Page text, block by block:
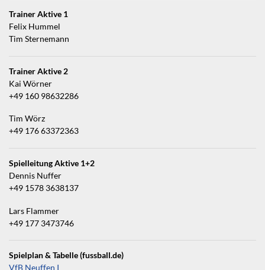
Trainer Aktive 1
Felix Hummel
Tim Sternemann
Trainer Aktive 2
Kai Wörner
+49 160 98632286
Tim Wörz
+49 176 63372363
Spielleitung Aktive 1+2
Dennis Nuffer
+49 1578 3638137
Lars Flammer
+49 177 3473746
Spielplan & Tabelle (fussball.de)
VfB Neuffen I